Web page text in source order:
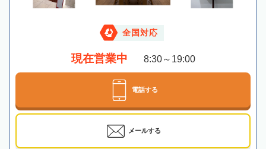
全国対応
現在営業中 8:30～19:00
電話する
メールする